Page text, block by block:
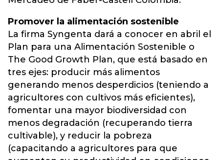
Promover la alimentación sostenible
La firma Syngenta dará a conocer en abril el
Plan para una Alimentación Sostenible o
The Good Growth Plan, que está basado en
tres ejes: producir más alimentos
generando menos desperdicios (teniendo a
agricultores con cultivos más eficientes),
fomentar una mayor biodiversidad con
menos degradación (recuperando tierra
cultivable), y reducir la pobreza
(capacitando a agricultores para que